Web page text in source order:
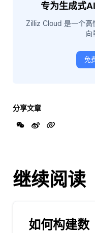
专为生成式
Zilliz Cloud 是一个高
向
免
分享文章
继续阅读
如何构建数